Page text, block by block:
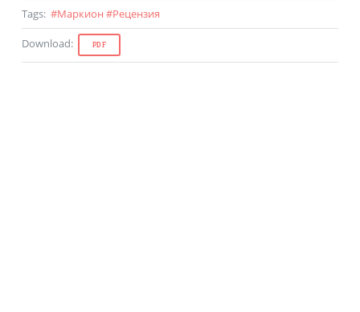
Tags: #Маркион #Рецензия
Download: PDF